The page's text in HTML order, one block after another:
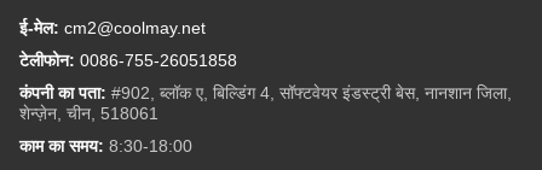
ई-मेल: cm2@coolmay.net
टेलीफोन: 0086-755-26051858
कंपनी का पता: #902, ब्लॉक ए, बिल्डिंग 4, सॉफ्टवेयर इंडस्ट्री बेस, नानशान जिला,
शेन्ज़ेन, चीन, 518061
काम का समय: 8:30-18:00